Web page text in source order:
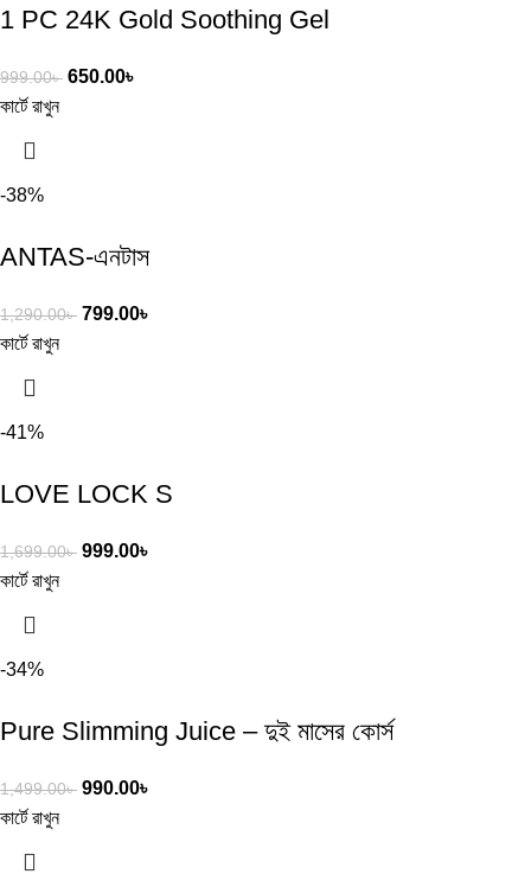
1 PC 24K Gold Soothing Gel
999.00৳ 650.00৳
কার্টে রাখুন
-38%
ANTAS-এনটাস
1,290.00৳ 799.00৳
কার্টে রাখুন
-41%
LOVE LOCK S
1,699.00৳ 999.00৳
কার্টে রাখুন
-34%
Pure Slimming Juice – দুই মাসের কোর্স
1,499.00৳ 990.00৳
কার্টে রাখুন